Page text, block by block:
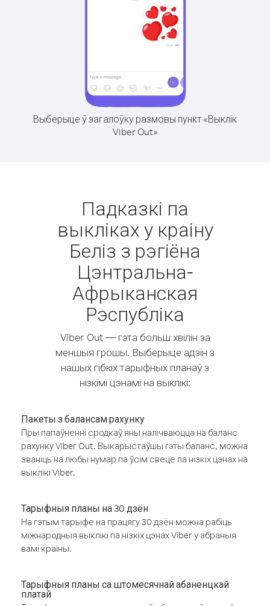
Выберыце ў загалоўку размовы пункт «Выклік
Viber Out»
Падказкі па
выкліках у краіну
Беліз з рэгіёна
Цэнтральна-
Афрыканская
Рэспубліка
Viber Out — гэта больш хвілін за
меншыя грошы. Выберыце адзін з
нашых гібкіх тарыфных планаў з
нізкімі цэнамі на выклікі:
Пакеты з балансам рахунку
Пры папаўненні сродкаў яны налічваюцца на баланс
рахунку Viber Out. Выкарыстаўшы гэты баланс, можна
званіць на любы нумар па ўсім свеце па нізкіх цэнах на
выклікі Viber.
Тарыфныя планы на 30 дзён
На гэтым тарыфе на працягу 30 дзён можна рабіць
міжнародныя выклікі па нізкіх цэнах Viber у абраныя
вамі краіны.
Тарыфныя планы са штомесячнай абаненцкай
платай